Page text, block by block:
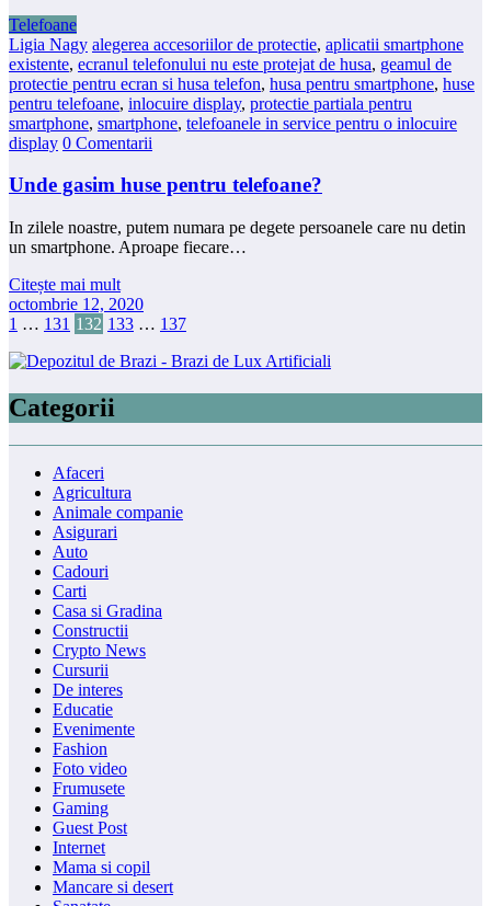
Telefoane
Ligia Nagy alegerea accesoriilor de protectie, aplicatii smartphone
existente, ecranul telefonului nu este protejat de husa, geamul de
protectie pentru ecran si husa telefon, husa pentru smartphone, huse
pentru telefoane, inlocuire display, protectie partiala pentru
smartphone, smartphone, telefoanele in service pentru o inlocuire
display 0 Comentarii
Unde gasim huse pentru telefoane?
In zilele noastre, putem numara pe degete persoanele care nu detin
un smartphone. Aproape fiecare…
Citește mai mult
octombrie 12, 2020
Paginație
articole
1 … 131 132 133 … 137
Categorii
Afaceri
Agricultura
Animale companie
Asigurari
Auto
Cadouri
Carti
Casa si Gradina
Constructii
Crypto News
Cursurii
De interes
Educatie
Evenimente
Fashion
Foto video
Frumusete
Gaming
Guest Post
Internet
Mama si copil
Mancare si desert